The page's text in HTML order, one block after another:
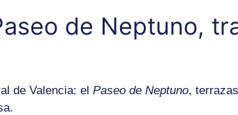
de Neptuno,
de Valencia: el Paseo de Neptuno,